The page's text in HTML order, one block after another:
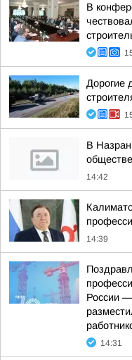
В
Дорогие
В
14:42
14:39
России
14:31